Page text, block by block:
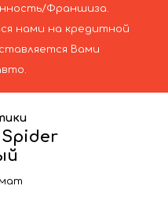
Франшиза.
нами на кредитной
Вами